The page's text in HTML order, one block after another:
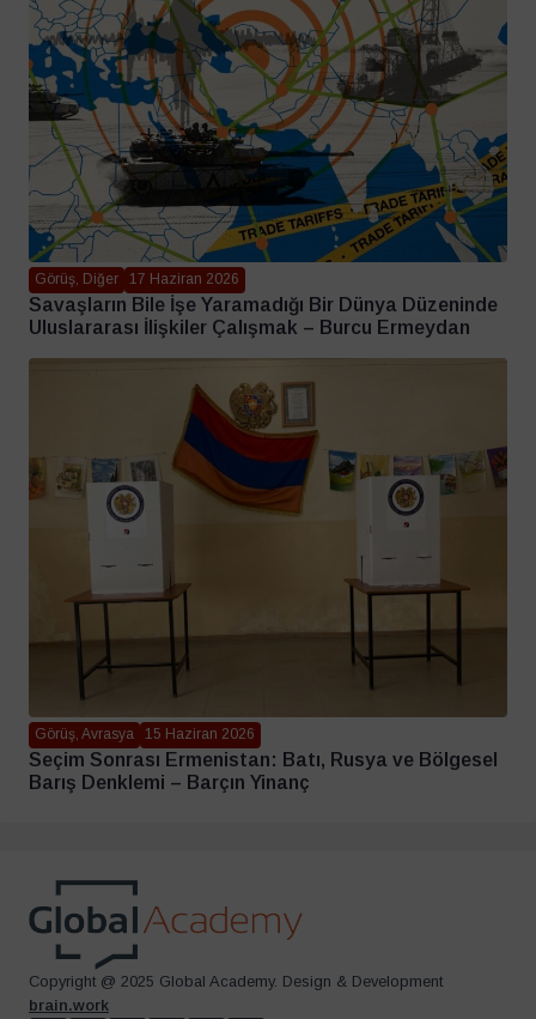
Görüş, Diğer 17 Haziran 2026
Savaşların Bile İşe Yaramadığı Bir Dünya Düzeninde
Uluslararası İlişkiler Çalışmak – Burcu Ermeydan
Görüş, Avrasya 15 Haziran 2026
Seçim Sonrası Ermenistan: Batı, Rusya ve Bölgesel
Barış Denklemi – Barçın Yinanç
Copyright @ 2025 Global Academy. Design & Development
brain.work